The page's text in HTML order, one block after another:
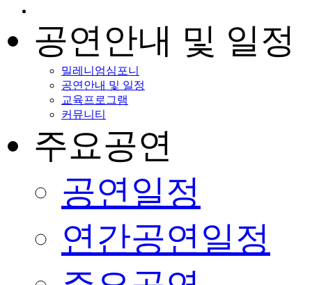
공연안내 및 일정
밀레니엄심포니
공연안내 및 일정
교육프로그램
커뮤니티
주요공연
공연일정
연간공연일정